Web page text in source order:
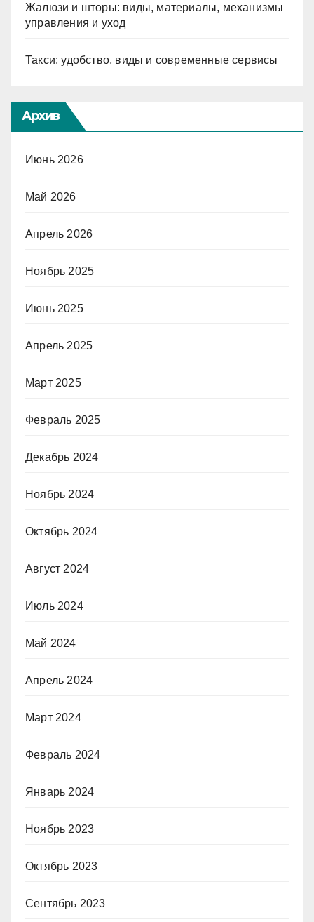
Жалюзи и шторы: виды, материалы, механизмы
управления и уход
Такси: удобство, виды и современные сервисы
Архив
Июнь 2026
Май 2026
Апрель 2026
Ноябрь 2025
Июнь 2025
Апрель 2025
Март 2025
Февраль 2025
Декабрь 2024
Ноябрь 2024
Октябрь 2024
Август 2024
Июль 2024
Май 2024
Апрель 2024
Март 2024
Февраль 2024
Январь 2024
Ноябрь 2023
Октябрь 2023
Сентябрь 2023